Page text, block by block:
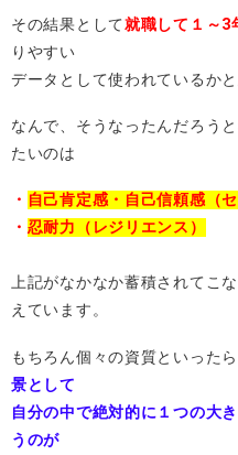
その結果として就職して１～3
りやすい
データとして使われているか
なんで、そうなったんだろう
たいのは
・ 自己肯定感・自己信頼感（
・ 忍耐力（レジリエンス）
上記がなかなか蓄積されてこ
えています。
もちろん個々の資質といった
景として
自分の中で絶対的に１つの大
うのが